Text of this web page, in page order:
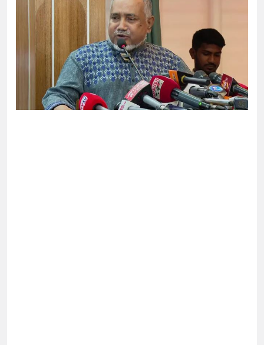
ভোটার তালিকা প্রকাশ, ভোট দেবেন ৩৪৯ এমপি
হাইকমিশনারের বাসভবনে আগুন, আইসিইউতে
মামলায় গ্রেপ্তার মডেল সিমু
র‍্যাব, আসছে নতুন বাহিনী ‘স্পেশাল রেসপন্স